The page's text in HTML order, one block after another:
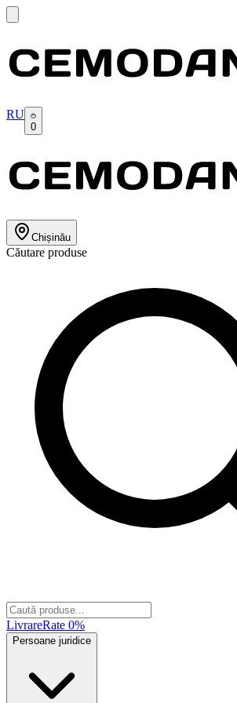
RU
0
Chișinău
Căutare produse
LivrareRate 0%
Persoane juridice